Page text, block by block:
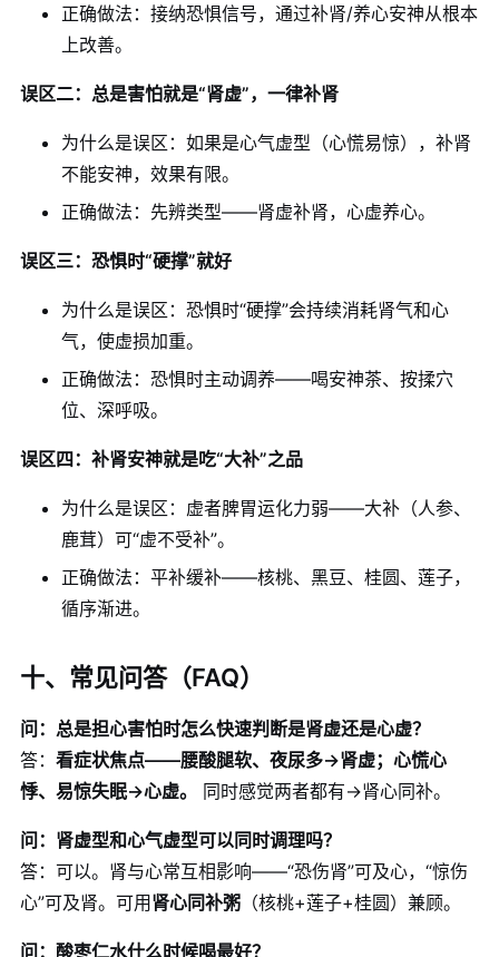
正确做法：接纳恐惧信号，通过补肾/养心安神从根本
上改善。
误区二：总是害怕就是“肾虚”，一律补肾
为什么是误区：如果是心气虚型（心慌易惊），补肾
不能安神，效果有限。
正确做法：先辨类型——肾虚补肾，心虚养心。
误区三：恐惧时“硬撑”就好
为什么是误区：恐惧时“硬撑”会持续消耗肾气和心
气，使虚损加重。
正确做法：恐惧时主动调养——喝安神茶、按揉穴
位、深呼吸。
误区四：补肾安神就是吃“大补”之品
为什么是误区：虚者脾胃运化力弱——大补（人参、
鹿茸）可“虚不受补”。
正确做法：平补缓补——核桃、黑豆、桂圆、莲子，
循序渐进。
十、常见问答（FAQ）
问：总是担心害怕时怎么快速判断是肾虚还是心虚？
答： 看症状焦点——腰酸腿软、夜尿多→肾虚；心慌心
悸、易惊失眠→心虚。
同时感觉两者都有→肾心同补。
问：肾虚型和心气虚型可以同时调理吗？
答：可以。肾与心常互相影响——“恐伤肾”可及心，“惊伤
心”可及肾。可用肾心同补粥（核桃+莲子+桂圆）兼顾。
问：酸枣仁水什么时候喝最好？